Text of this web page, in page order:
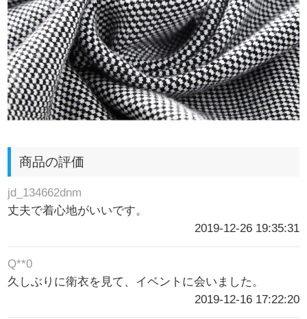
商品の評価
jd_134662dnm
丈夫で着心地がいいです。
2019-12-26 19:35:31
Q**0
久しぶりに衛衣を見て、イベントに会いました。
2019-12-16 17:22:20